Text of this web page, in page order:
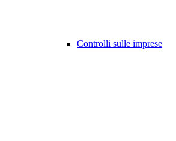
Controlli sulle imprese